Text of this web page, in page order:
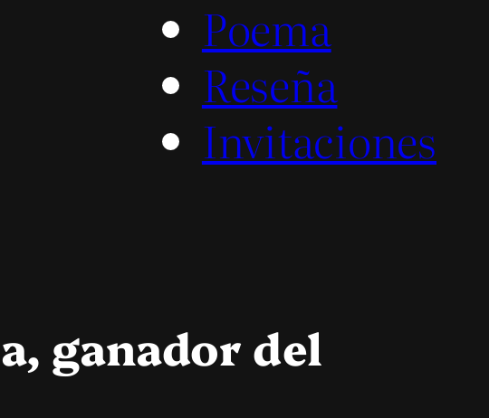
Poema
Reseña
Invitaciones
ganador del